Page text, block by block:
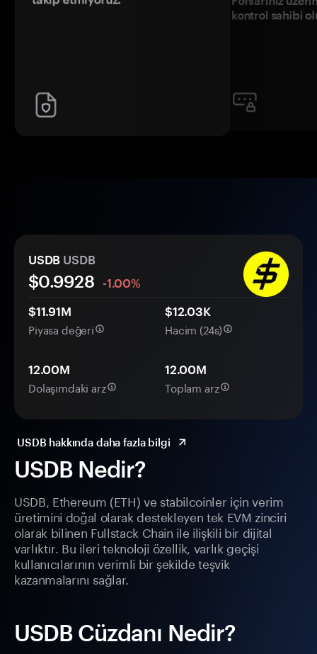
kontrol sahibi
USDB Nedir?
USDB, Ethereum (ETH) ve stabilcoinler için verim
üretimini doğal olarak destekleyen tek EVM zinciri
olarak bilinen Fullstack Chain ile ilişkili bir dijital
varlıktır. Bu ileri teknoloji özellik, varlık geçişi
kullanıcılarının verimli bir şekilde teşvik
kazanmalarını sağlar.
USDB Cüzdanı Nedir?
USDB USDB
$0.9928
-1.00%
$11.91M
Piyasa değeri
$12.03K
Hacim (24s)
12.00M
Dolaşımdaki arz
12.00M
Toplam arz
USDB hakkında daha fazla bilgi